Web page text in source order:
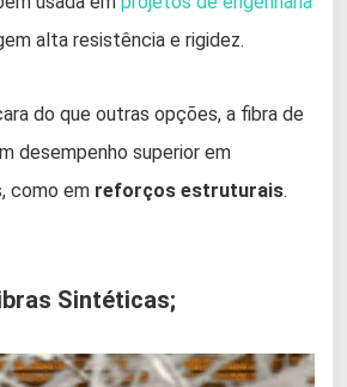
alta resistência e rigidez.
do que outras opções, a fibra de
desempenho superior em
como em reforços estruturais.
Sintéticas;